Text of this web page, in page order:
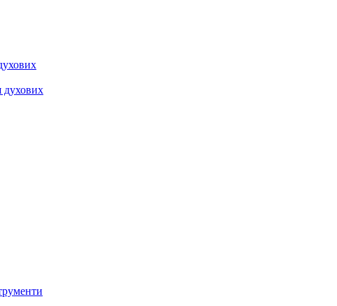
духових